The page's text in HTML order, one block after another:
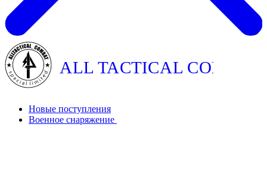
ALL TACTICAL COMBAT
Новые поступления
Военное снаряжение